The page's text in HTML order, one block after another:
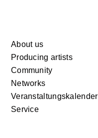
About us
Producing artists
Community
Networks
Veranstaltungskalender
Service